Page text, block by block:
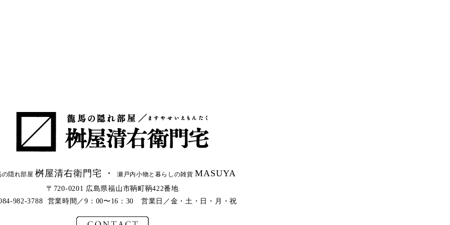
の隠れ部屋桝屋清右衛門宅 ・瀬戸内小物と暮らしの雑貨MASUYA
〒720-0201 広島県福山市鞆町鞆422番地
982-3788 営業時間／9：00〜16：30 営業日／金・土・日・月・祝